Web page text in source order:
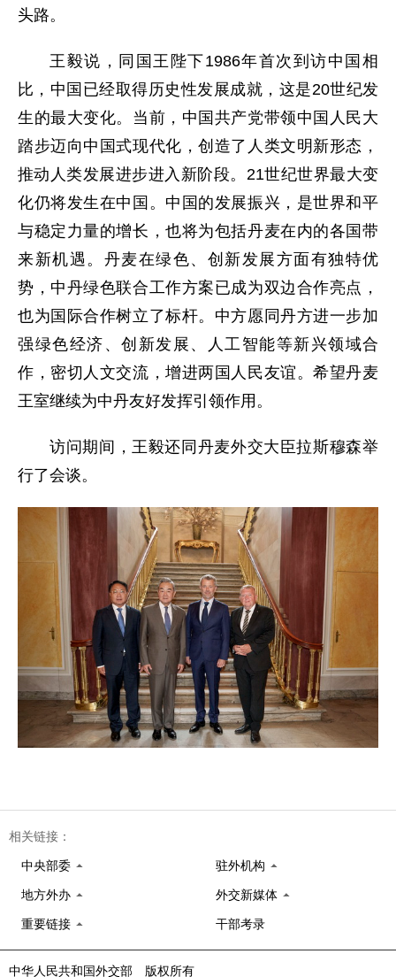
头路。
王毅说，同国王陛下1986年首次到访中国相
比，中国已经取得历史性发展成就，这是20世纪发
生的最大变化。当前，中国共产党带领中国人民大
踏步迈向中国式现代化，创造了人类文明新形态，
推动人类发展进步进入新阶段。21世纪世界最大变
化仍将发生在中国。中国的发展振兴，是世界和平
与稳定力量的增长，也将为包括丹麦在内的各国带
来新机遇。丹麦在绿色、创新发展方面有独特优
势，中丹绿色联合工作方案已成为双边合作亮点，
也为国际合作树立了标杆。中方愿同丹方进一步加
强绿色经济、创新发展、人工智能等新兴领域合
作，密切人文交流，增进两国人民友谊。希望丹麦
王室继续为中丹友好发挥引领作用。
访问期间，王毅还同丹麦外交大臣拉斯穆森举
行了会谈。
相关链接：
中央部委 驻外机构
地方外办 外交新媒体
重要链接 干部考录
中华人民共和国外交部 版权所有